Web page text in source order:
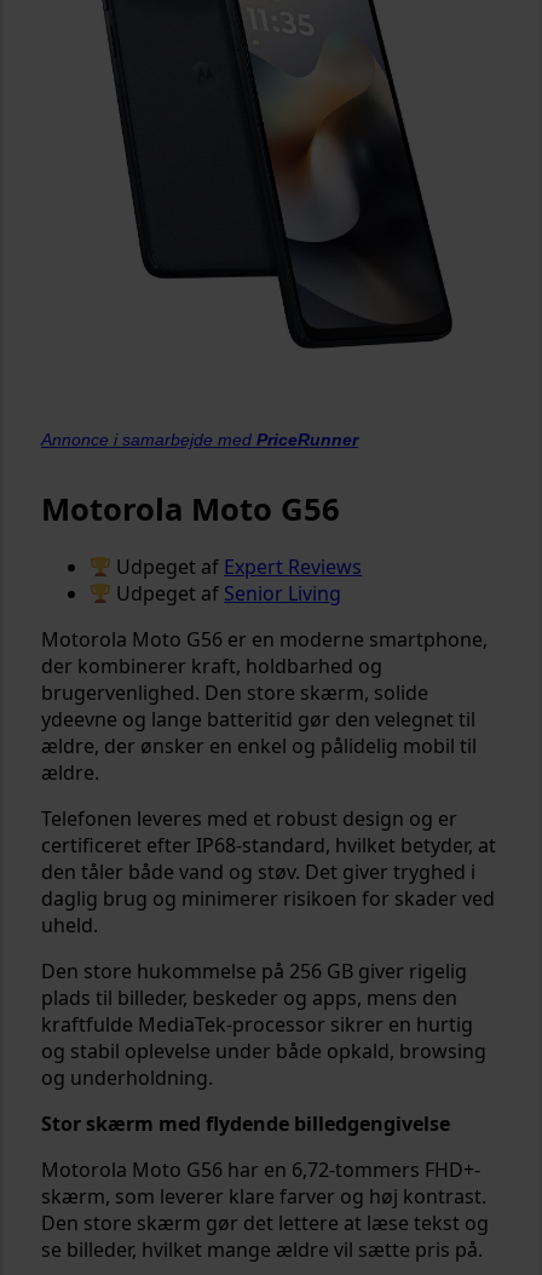
Annonce i samarbejde med PriceRunner
Motorola Moto G56
Udpeget af Expert Reviews
Udpeget af Senior Living
Motorola Moto G56 er en moderne smartphone,
der kombinerer kraft, holdbarhed og
brugervenlighed. Den store skærm, solide
ydeevne og lange batteritid gør den velegnet til
ældre, der ønsker en enkel og pålidelig mobil til
ældre.
Telefonen leveres med et robust design og er
certificeret efter IP68-standard, hvilket betyder, at
den tåler både vand og støv. Det giver tryghed i
daglig brug og minimerer risikoen for skader ved
uheld.
Den store hukommelse på 256 GB giver rigelig
plads til billeder, beskeder og apps, mens den
kraftfulde MediaTek-processor sikrer en hurtig
og stabil oplevelse under både opkald, browsing
og underholdning.
Stor skærm med flydende billedgengivelse
Motorola Moto G56 har en 6,72-tommers FHD+-
skærm, som leverer klare farver og høj kontrast.
Den store skærm gør det lettere at læse tekst og
se billeder, hvilket mange ældre vil sætte pris på.